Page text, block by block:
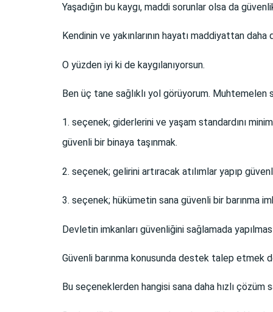
Yaşadığın bu kaygı, maddi sorunlar olsa da
Kendinin ve yakınlarının hayatı maddiyattan daha
O yüzden iyi ki de kaygılanıyorsun.
Ben üç tane sağlıklı yol görüyorum.
1. seçenek; giderlerini ve yaşam standardını
güvenli bir binaya taşınmak.
2. seçenek; gelirini artıracak atılımlar yapıp
3. seçenek; hükümetin sana güvenli bir barınma
Devletin imkanları güvenliğini sağlamada
Güvenli barınma konusunda destek talep etmek
Bu seçeneklerden hangisi sana daha hızlı